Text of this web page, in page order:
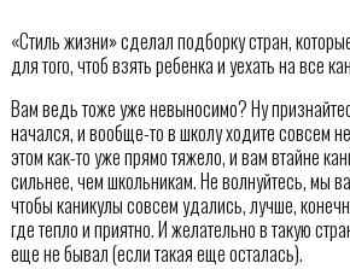
«Стиль жизни» сделал подборку стран,
для того, чтоб взять ребенка и уехать на все
Вам ведь тоже уже невыносимо? Ну
начался, и вообще-то в школу ходите совсем
этом как-то уже прямо тяжело, и вам втайне
сильнее, чем школьникам. Не волнуйтесь, мы
чтобы каникулы совсем удались, лучше,
где тепло и приятно. И желательно в такую
еще не бывал (если такая еще осталась).